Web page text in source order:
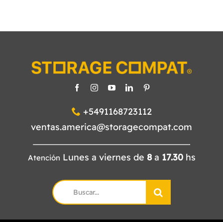
+5491168723112
ventas.america@storagecompat.com
Atención Lunes a viernes de 8a 17.30hs
Search
for: